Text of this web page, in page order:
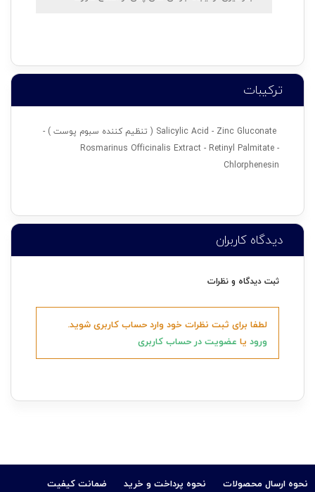
ترکیبات
Salicylic Acid - Zinc Gluconate ( تنظیم کننده سبوم پوست ) -
Rosmarinus Officinalis Extract - Retinyl Palmitate -
Chlorphenesin
دیدگاه کاربران
ثبت دیدگاه و نظرات
لطفا برای ثبت نظرات خود وارد حساب کاربری شوید.
ورود یا عضویت در حساب کاربری
نحوه ارسال محصولات نحوه پرداخت و خرید
ضمانت کیفیت